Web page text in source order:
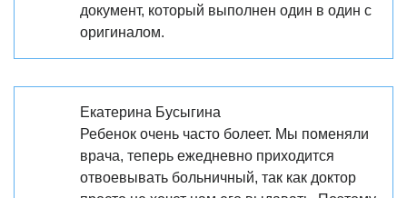
документ, который выполнен один в один с
оригиналом.
Екатерина Бусыгина
Ребенок очень часто болеет. Мы поменяли
врача, теперь ежедневно приходится
отвоевывать больничный, так как доктор